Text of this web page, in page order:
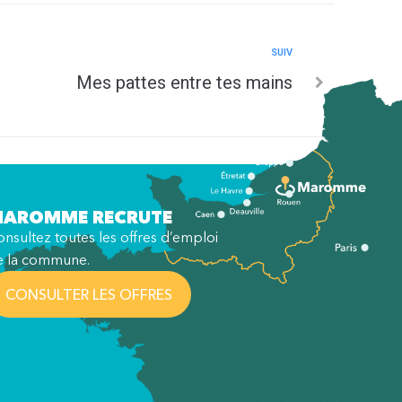
SUIV
Mes pattes entre tes mains
RECRUTE
toutes les offres d’emploi
la commune.
CONSULTER LES OFFRES